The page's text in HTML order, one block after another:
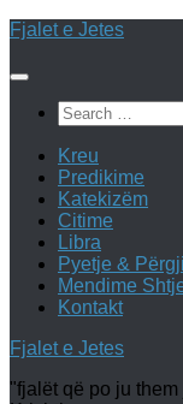
Skip
content
Fjalet e Jetes
Search
for:
Kreu
Predikime
Katekizëm
Citime
Libra
Pyetje &
Mendime
Kontakt
Fjalet e Jetes
"fjalët që po ju